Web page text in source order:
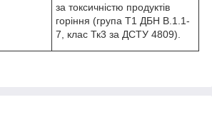
за токсичністю продуктів
горіння (група Т1 ДБН В.1.1-
7, клас Тк3 за ДСТУ 4809).